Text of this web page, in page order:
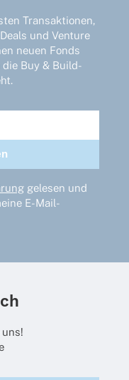
Transaktionen,
und Venture
neuen Fonds
die Buy & Build-
gelesen und
E-Mail-